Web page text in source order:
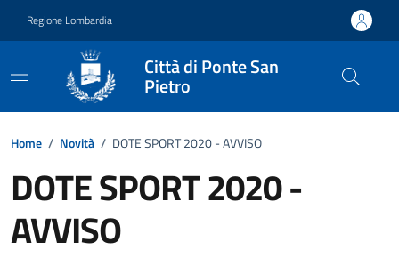
Regione Lombardia
Città di Ponte San
Pietro
Home / Novità / DOTE SPORT 2020 - AVVISO
DOTE SPORT 2020 -
AVVISO